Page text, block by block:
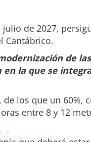
de 2027,
Cantábrico.
de
la que se
los que un 60%,
entre 8 y 12